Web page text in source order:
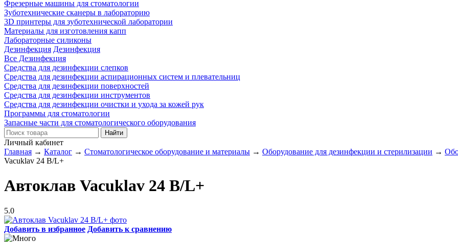
Фрезерные машины для стоматологии
Зуботехнические сканеры в лабораторию
3D принтеры для зуботехнической лаборатории
Материалы для изготовления капп
Лабораторные силиконы
Дезинфекция Дезинфекция
Все Дезинфекция
Средства для дезинфекции слепков
Средства для дезинфекции аспирационных систем и плевательниц
Средства для дезинфекции поверхностей
Средства для дезинфекции инструментов
Средства для дезинфекции очистки и ухода за кожей рук
Программы для стоматологии
Запасные части для стоматологического оборудования
Личный кабинет
Главная → Каталог → Стоматологическое оборудование и материалы → Оборудование для дезинфекции и стерилизации →
Vacuklav 24 B/L+
Автоклав Vacuklav 24 B/L+
5.0
Добавить в избранное Добавить к сравнению